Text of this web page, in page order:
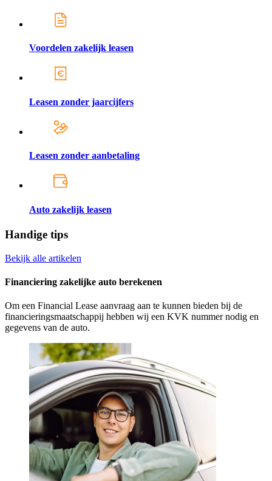
Voordelen zakelijk leasen
Leasen zonder jaarcijfers
Leasen zonder aanbetaling
Auto zakelijk leasen
Handige tips
Bekijk alle artikelen
Financiering zakelijke auto berekenen
Om een Financial Lease aanvraag aan te kunnen bieden bij de
financieringsmaatschappij hebben wij een KVK nummer nodig en
gegevens van de auto.